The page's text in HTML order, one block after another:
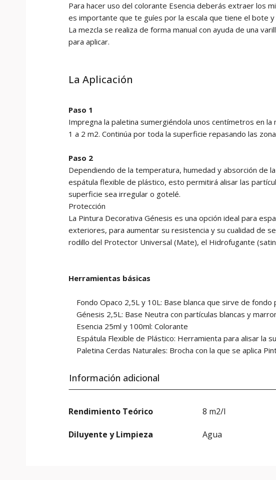
Para hacer uso del colorante Esencia deberás extraer los
es importante que te guíes por la escala que tiene el bote
La mezcla se realiza de forma manual con ayuda de una
para aplicar.
La Aplicación
Paso 1
Impregna la paletina sumergiéndola unos centímetros en
1 a 2 m2. Continúa por toda la superficie repasando las
Paso 2
Dependiendo de la temperatura, humedad y absorción de
espátula flexible de plástico, esto permitirá alisar las
superficie sea irregular o gotelé.
Protección
La Pintura Decorativa Génesis es una opción ideal para
exteriores, para aumentar su resistencia y su cualidad de
rodillo del Protector Universal (Mate), el Hidrofugante
Herramientas básicas
Fondo Opaco 2,5L y 10L: Base blanca que sirve de fondo
Génesis 2,5L: Base Neutra con partículas blancas y
Esencia 25ml y 100ml: Colorante
Espátula Flexible de Plástico: Herramienta para alisar la
Paletina Cerdas Naturales: Brocha con la que se aplica
Información adicional
Rendimiento Teórico 8 m2/l
Diluyente y Limpieza Agua